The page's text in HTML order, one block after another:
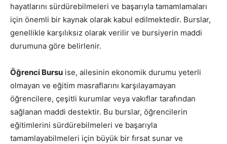
hayatlarını sürdürebilmeleri ve başarıyla tamamlamaları
için önemli bir kaynak olarak kabul edilmektedir. Burslar,
genellikle karşılıksız olarak verilir ve bursiyerin maddi
durumuna göre belirlenir.
Öğrenci Bursu ise, ailesinin ekonomik durumu yeterli
olmayan ve eğitim masraflarını karşılayamayan
öğrencilere, çeşitli kurumlar veya vakıflar tarafından
sağlanan maddi destektir. Bu burslar, öğrencilerin
eğitimlerini sürdürebilmeleri ve başarıyla
tamamlayabilmeleri için büyük bir fırsat sunar ve